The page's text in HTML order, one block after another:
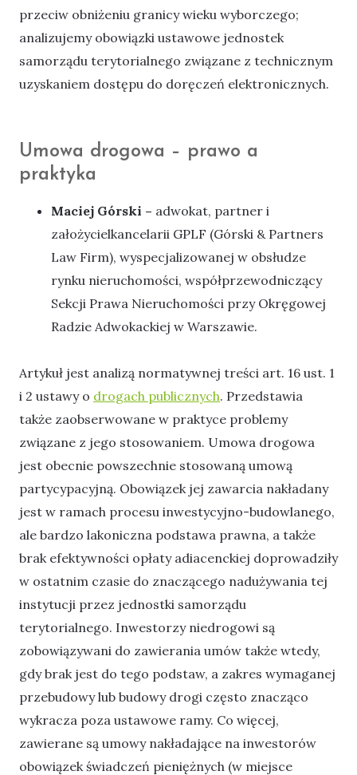
przeciw obniżeniu granicy wieku wyborczego;
analizujemy obowiązki ustawowe jednostek
samorządu terytorialnego związane z technicznym
uzyskaniem dostępu do doręczeń elektronicznych.
Umowa drogowa – prawo a
praktyka
Maciej Górski – adwokat, partner i
założycielkancelarii GPLF (Górski & Partners
Law Firm), wyspecjalizowanej w obsłudze
rynku nieruchomości, współprzewodniczący
Sekcji Prawa Nieruchomości przy Okręgowej
Radzie Adwokackiej w Warszawie.
Artykuł jest analizą normatywnej treści art. 16 ust. 1
i 2 ustawy o drogach publicznych. Przedstawia
także zaobserwowane w praktyce problemy
związane z jego stosowaniem. Umowa drogowa
jest obecnie powszechnie stosowaną umową
partycypacyjną. Obowiązek jej zawarcia nakładany
jest w ramach procesu inwestycyjno-budowlanego,
ale bardzo lakoniczna podstawa prawna, a także
brak efektywności opłaty adiacenckiej doprowadziły
w ostatnim czasie do znaczącego nadużywania tej
instytucji przez jednostki samorządu
terytorialnego. Inwestorzy niedrogowi są
zobowiązywani do zawierania umów także wtedy,
gdy brak jest do tego podstaw, a zakres wymaganej
przebudowy lub budowy drogi często znacząco
wykracza poza ustawowe ramy. Co więcej,
zawierane są umowy nakładające na inwestorów
obowiązek świadczeń pieniężnych (w miejsce